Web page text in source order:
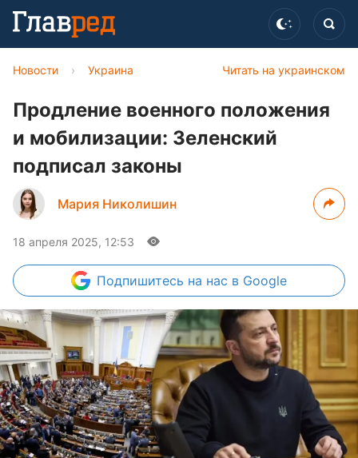
Читать на украинском
Новости › Украина
Продление военного положения
и мобилизации: Зеленский
подписал законы
Мария Николишин
18 апреля 2025, 12:53
Подпишитесь на нас в Google